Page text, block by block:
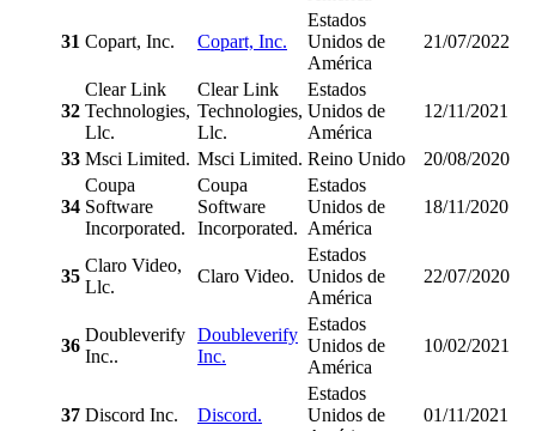
31 Copart, Inc. Copart, Inc.
Estados
Unidos de
América
21/07/2022
32
Clear Link
Technologies,
Llc.
Clear Link
Technologies,
Llc.
Estados
Unidos de
América
12/11/2021
33 Msci Limited. Msci Limited. Reino Unido 20/08/2020
34
Coupa
Software
Incorporated.
Coupa
Software
Incorporated.
Estados
Unidos de
América
18/11/2020
35
Claro Video,
Llc.
Claro Video.
Estados
Unidos de
América
22/07/2020
36
Doubleverify
Inc..
Doubleverify
Inc.
Estados
Unidos de
América
10/02/2021
37 Discord Inc. Discord.
Estados
Unidos de
01/11/2021